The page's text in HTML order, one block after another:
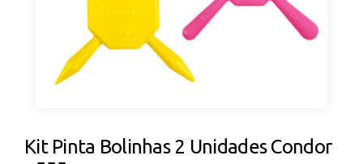
Kit Pinta Bolinhas 2 Unidades Condor